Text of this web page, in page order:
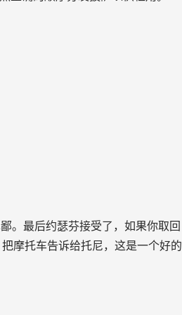
。最后约瑟芬接受了，如果你取回
摩托车告诉给托尼，这是一个好的